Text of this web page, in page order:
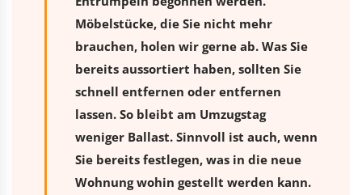
Möbelstücke, die Sie nicht mehr
brauchen, holen wir gerne ab. Was Sie
bereits aussortiert haben, sollten Sie
schnell entfernen oder entfernen
lassen. So bleibt am Umzugstag
weniger Ballast. Sinnvoll ist auch, wenn
Sie bereits festlegen, was in die neue
Wohnung wohin gestellt werden kann.